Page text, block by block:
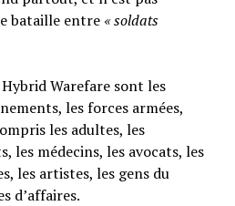
bataille entre « soldats
Warefare sont les
les forces armées,
les adultes, les
les médecins, les avocats, les
les artistes, les gens du
d’affaires.